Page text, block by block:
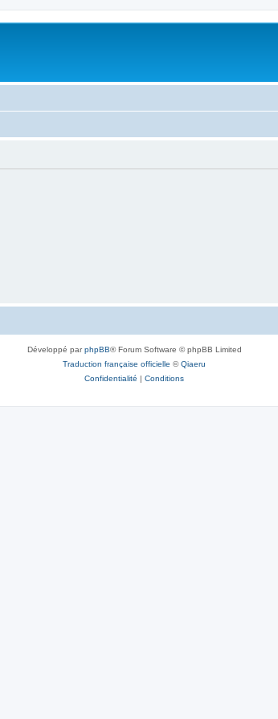
Développé parphpBB® Forum Software © phpBB Limited
Traduction française officielle ©Qiaeru
Confidentialité | Conditions